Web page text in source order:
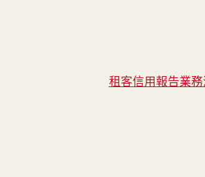
租客信用報告業